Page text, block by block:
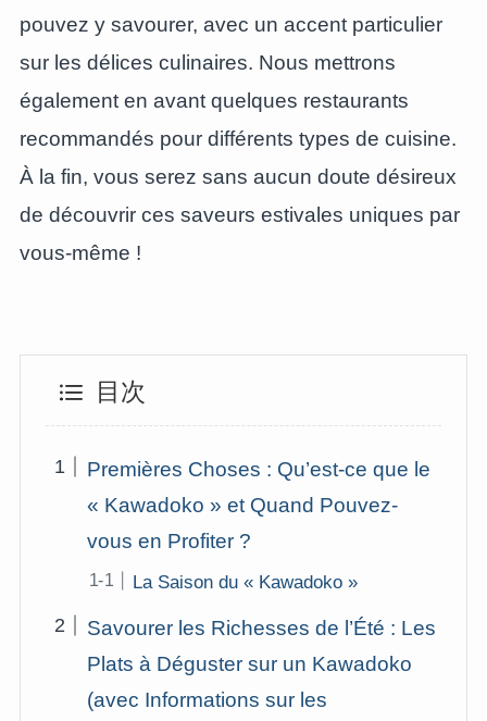
pouvez y savourer, avec un accent particulier
sur les délices culinaires. Nous mettrons
également en avant quelques restaurants
recommandés pour différents types de cuisine.
À la fin, vous serez sans aucun doute désireux
de découvrir ces saveurs estivales uniques par
vous-même !
目次
Premières Choses : Qu’est-ce que le
« Kawadoko » et Quand Pouvez-
vous en Profiter ?
La Saison du « Kawadoko »
Savourer les Richesses de l’Été : Les
Plats à Déguster sur un Kawadoko
(avec Informations sur les